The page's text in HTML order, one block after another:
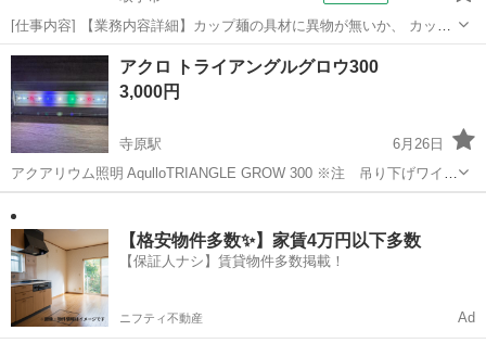
[仕事内容] 【業務内容詳細】カップ麺の具材に異物が無いか、 カップ
の中に具材が全て入っているかの目視検査、 カップ麺の具材トッピン
グなどのお仕事です。 【取扱製品情報】カップ麺 。＋お仕事探しはコ
ンシェルスタッフにおまか...
茨城 取手市
アクロ トライアングルグロウ300
3,000円
寺原駅
6月26日
アクアリウム照明 AqulloTRIANGLE GROW 300 ※注 吊り下げワイヤ
ーは付きません。 以下、メーカーサイト引用 30cm水槽(27~38cm水槽
まで設置可能) ガラス厚12mmまでのフレームレス水槽に対応...
【格安物件多数✨】家賃4万円以下多数
【保証人ナシ】賃貸物件多数掲載！
ニフティ不動産 Ad